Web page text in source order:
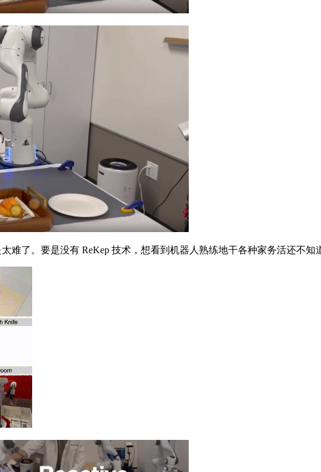
了。要是没有 ReKep 技术，想看到机器人熟练地干各种家务活还不知